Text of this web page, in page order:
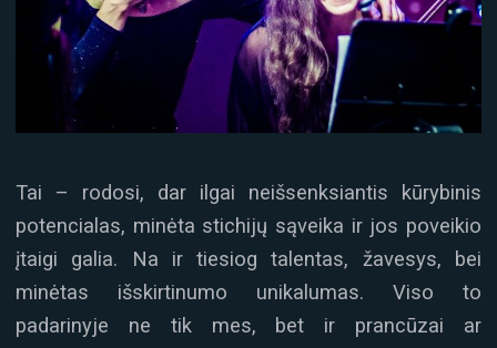
Tai – rodosi, dar ilgai neišsenksiantis kūrybinis
potencialas, minėta stichijų sąveika ir jos poveikio
įtaigi galia. Na ir tiesiog talentas, žavesys, bei
minėtas išskirtinumo unikalumas. Viso to
padarinyje ne tik mes, bet ir prancūzai ar